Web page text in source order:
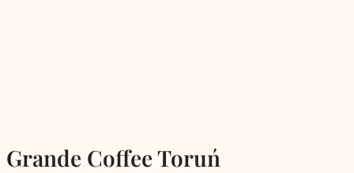
Grande Coffee Toruń